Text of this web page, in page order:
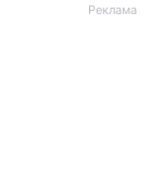
Реклама